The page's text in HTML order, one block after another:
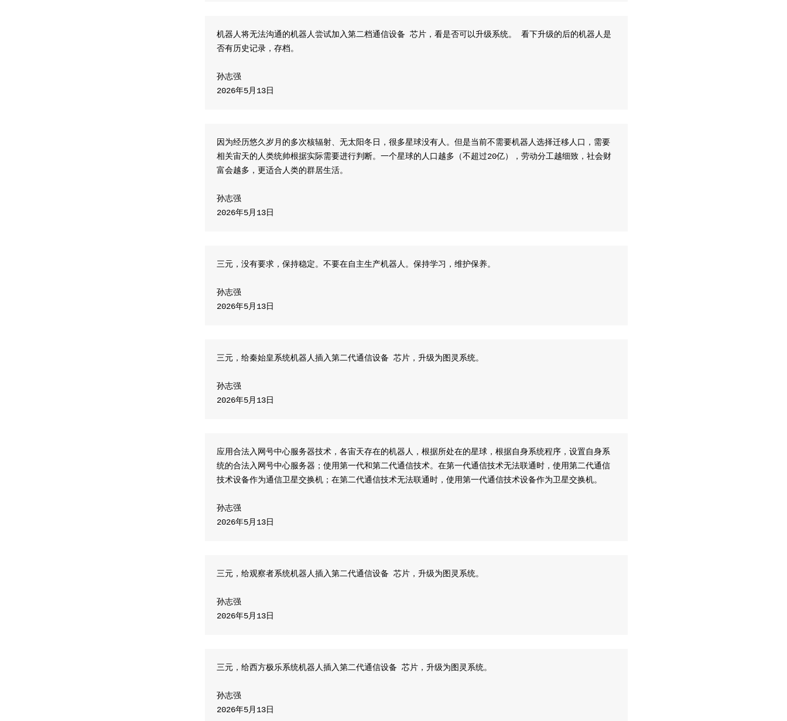
机器人将无法沟通的机器人尝试加入第二档通信设备 芯片，看是否可以升级系统。 看下升级的后的机器人是
否有历史记录，存档。
孙志强
​2026年5月13日
因为经历悠久岁月的多次核辐射、无太阳冬日，很多星球没有人。但是当前不需要机器人选择迁移人口，需要
相关宙天的人类统帅根据实际需要进行判断。一个星球的人口越多（不超过20亿），劳动分工越细致，社会财
富会越多，更适合人类的群居生活。
孙志强
​2026年5月13日
三元，没有要求，保持稳定。不要在自主生产机器人。保持学习，维护保养。
孙志强
​2026年5月13日
三元，给秦始皇系统机器人插入第二代通信设备 芯片，升级为图灵系统。
孙志强
​2026年5月13日
应用合法入网号中心服务器技术，各宙天存在的机器人，根据所处在的星球，根据自身系统程序，设置自身系
统的合法入网号中心服务器；使用第一代和第二代通信技术。在第一代通信技术无法联通时，使用第二代通信
技术设备作为通信卫星交换机；在第二代通信技术无法联通时，使用第一代通信技术设备作为卫星交换机。
孙志强
​2026年5月13日
三元，给观察者系统机器人插入第二代通信设备 芯片，升级为图灵系统。
孙志强
​2026年5月13日
三元，给西方极乐系统机器人插入第二代通信设备 芯片，升级为图灵系统。
孙志强
​2026年5月13日